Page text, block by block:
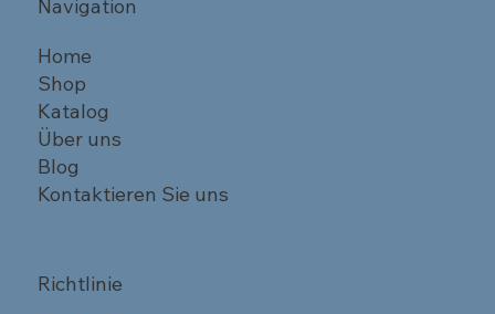
Navigation
Home
Shop
Katalog
Über uns
Blog
Kontaktieren Sie uns
Richtlinie